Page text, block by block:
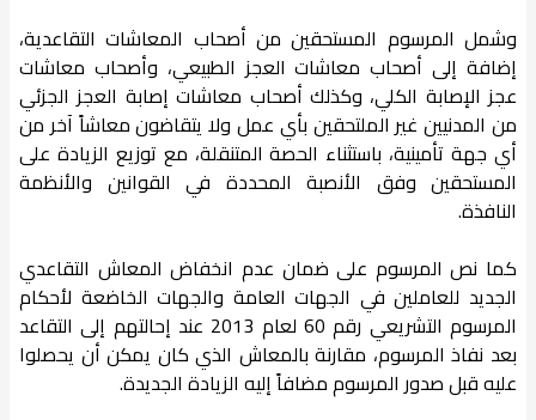
وشمل المرسوم المستحقين من أصحاب المعاشات التقاعدية،
إضافة إلى أصحاب معاشات العجز الطبيعي، وأصحاب معاشات
عجز الإصابة الكلي، وكذلك أصحاب معاشات إصابة العجز الجزئي
من المدنيين غير الملتحقين بأي عمل ولا يتقاضون معاشاً آخر من
أي جهة تأمينية، باستثناء الحصة المتنقلة، مع توزيع الزيادة على
المستحقين وفق الأنصبة المحددة في القوانين والأنظمة
النافذة.
كما نص المرسوم على ضمان عدم انخفاض المعاش التقاعدي
الجديد للعاملين في الجهات العامة والجهات الخاضعة لأحكام
المرسوم التشريعي رقم 60 لعام 2013 عند إحالتهم إلى التقاعد
بعد نفاذ المرسوم، مقارنة بالمعاش الذي كان يمكن أن يحصلوا
عليه قبل صدور المرسوم مضافاً إليه الزيادة الجديدة.